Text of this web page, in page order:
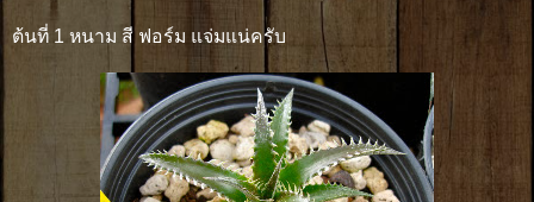
ต้นที่ 1 หนาม สี ฟอร์ม แจ่มแน่ครับ